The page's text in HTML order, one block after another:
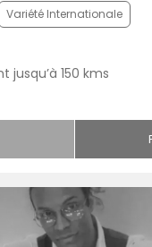
Variété Internationale
jusqu’à 150 kms